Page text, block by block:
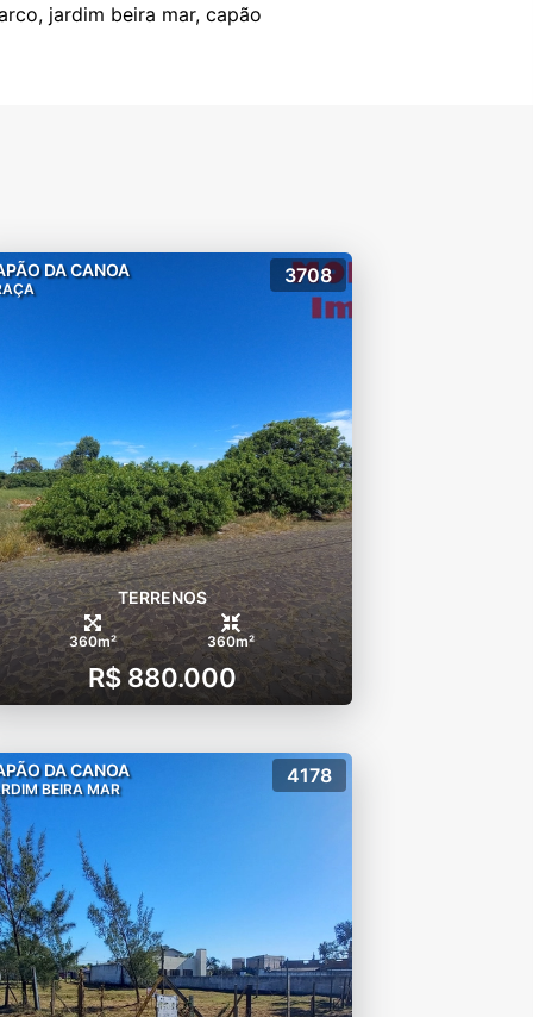
jardim beira mar, capão
DA CANOA 3708
TERRENOS
360m² 360m²
R$ 880.000
DA CANOA
BEIRA MAR
4178